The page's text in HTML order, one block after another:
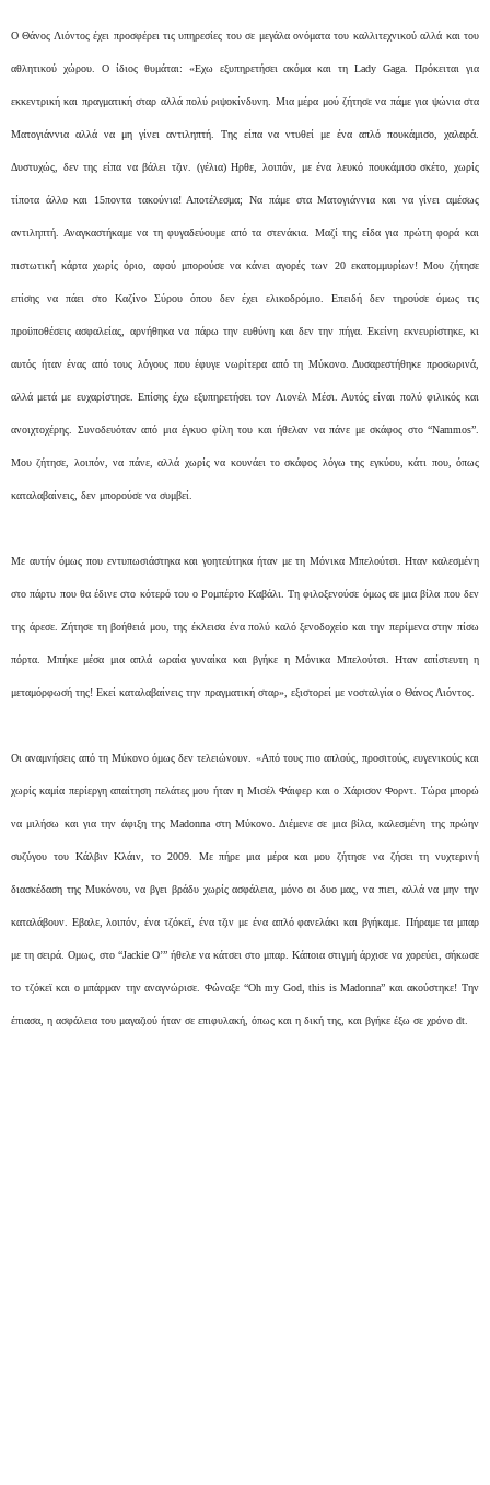
Ο Θάνος Λιόντος έχει προσφέρει τις υπηρεσίες του σε μεγάλα ονόματα του καλλιτεχνικού αλλά και του
αθλητικού χώρου. Ο ίδιος θυμάται: «Εχω εξυπηρετήσει ακόμα και τη Lady Gaga. Πρόκειται για
εκκεντρική και πραγματική σταρ αλλά πολύ ριψοκίνδυνη. Μια μέρα μού ζήτησε να πάμε για ψώνια στα
Ματογιάννια αλλά να μη γίνει αντιληπτή. Της είπα να ντυθεί με ένα απλό πουκάμισο, χαλαρά.
Δυστυχώς, δεν της είπα να βάλει τζιν. (γέλια) Ηρθε, λοιπόν, με ένα λευκό πουκάμισο σκέτο, χωρίς
τίποτα άλλο και 15ποντα τακούνια! Αποτέλεσμα; Να πάμε στα Ματογιάννια και να γίνει αμέσως
αντιληπτή. Αναγκαστήκαμε να τη φυγαδεύουμε από τα στενάκια. Μαζί της είδα για πρώτη φορά και
πιστωτική κάρτα χωρίς όριο, αφού μπορούσε να κάνει αγορές των 20 εκατομμυρίων! Μου ζήτησε
επίσης να πάει στο Καζίνο Σύρου όπου δεν έχει ελικοδρόμιο. Επειδή δεν τηρούσε όμως τις
προϋποθέσεις ασφαλείας, αρνήθηκα να πάρω την ευθύνη και δεν την πήγα. Εκείνη εκνευρίστηκε, κι
αυτός ήταν ένας από τους λόγους που έφυγε νωρίτερα από τη Μύκονο. Δυσαρεστήθηκε προσωρινά,
αλλά μετά με ευχαρίστησε. Επίσης έχω εξυπηρετήσει τον Λιονέλ Μέσι. Αυτός είναι πολύ φιλικός και
ανοιχτοχέρης. Συνοδευόταν από μια έγκυο φίλη του και ήθελαν να πάνε με σκάφος στο “Nammos”.
Μου ζήτησε, λοιπόν, να πάνε, αλλά χωρίς να κουνάει το σκάφος λόγω της εγκύου, κάτι που, όπως
καταλαβαίνεις, δεν μπορούσε να συμβεί.
Με αυτήν όμως που εντυπωσιάστηκα και γοητεύτηκα ήταν με τη Μόνικα Μπελούτσι. Ηταν καλεσμένη
στο πάρτυ που θα έδινε στο κότερό του ο Ρομπέρτο Καβάλι. Τη φιλοξενούσε όμως σε μια βίλα που δεν
της άρεσε. Ζήτησε τη βοήθειά μου, της έκλεισα ένα πολύ καλό ξενοδοχείο και την περίμενα στην πίσω
πόρτα. Μπήκε μέσα μια απλά ωραία γυναίκα και βγήκε η Μόνικα Μπελούτσι. Ηταν απίστευτη η
μεταμόρφωσή της! Εκεί καταλαβαίνεις την πραγματική σταρ», εξιστορεί με νοσταλγία ο Θάνος Λιόντος.
Οι αναμνήσεις από τη Μύκονο όμως δεν τελειώνουν. «Από τους πιο απλούς, προσιτούς, ευγενικούς και
χωρίς καμία περίεργη απαίτηση πελάτες μου ήταν η Μισέλ Φάιφερ και ο Χάρισον Φορντ. Τώρα μπορώ
να μιλήσω και για την άφιξη της Madonna στη Μύκονο. Διέμενε σε μια βίλα, καλεσμένη της πρώην
συζύγου του Κάλβιν Κλάιν, το 2009. Με πήρε μια μέρα και μου ζήτησε να ζήσει τη νυχτερινή
διασκέδαση της Μυκόνου, να βγει βράδυ χωρίς ασφάλεια, μόνο οι δυο μας, να πιει, αλλά να μην την
καταλάβουν. Εβαλε, λοιπόν, ένα τζόκεϊ, ένα τζιν με ένα απλό φανελάκι και βγήκαμε. Πήραμε τα μπαρ
με τη σειρά. Ομως, στο “Jackie O’” ήθελε να κάτσει στο μπαρ. Κάποια στιγμή άρχισε να χορεύει, σήκωσε
το τζόκεϊ και ο μπάρμαν την αναγνώρισε. Φώναξε “Οh my God, this is Madonna” και ακούστηκε! Την
έπιασα, η ασφάλεια του μαγαζιού ήταν σε επιφυλακή, όπως και η δική της, και βγήκε έξω σε χρόνο dt.